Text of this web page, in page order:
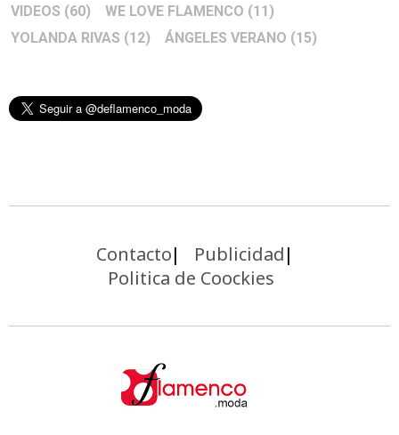
VIDEOS (60) WE LOVE FLAMENCO (11)
YOLANDA RIVAS (12) ÁNGELES VERANO (15)
Contacto
Publicidad
Politica de Coockies